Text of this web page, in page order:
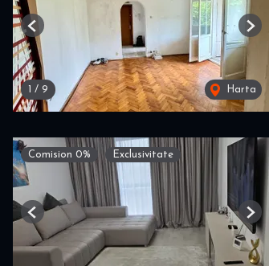
1 / 9 Harta
Previous Next
Comision 0% Exclusivitate
Previous Next